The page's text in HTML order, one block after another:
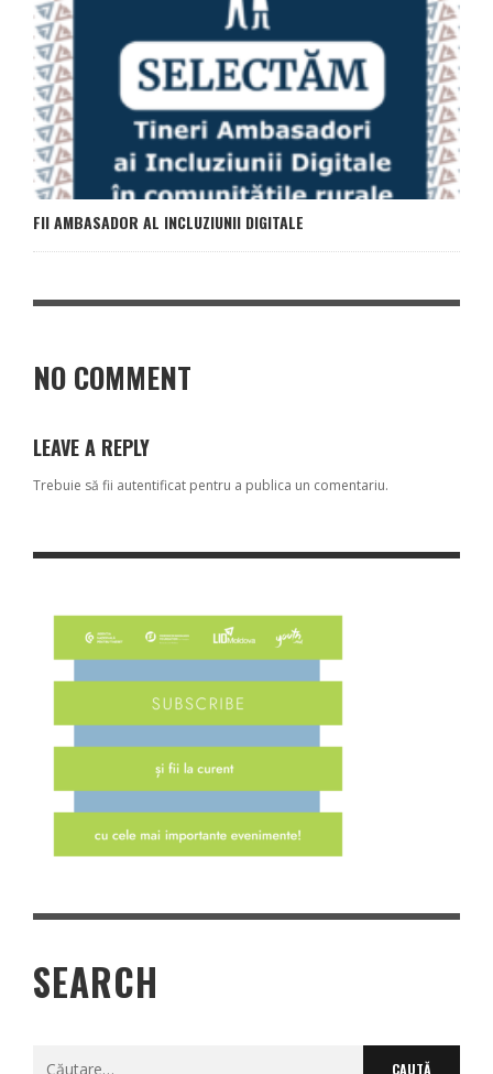
FII AMBASADOR AL INCLUZIUNII DIGITALE
NO COMMENT
LEAVE A REPLY
Trebuie să fii autentificat pentru a publica un comentariu.
SEARCH
Caută